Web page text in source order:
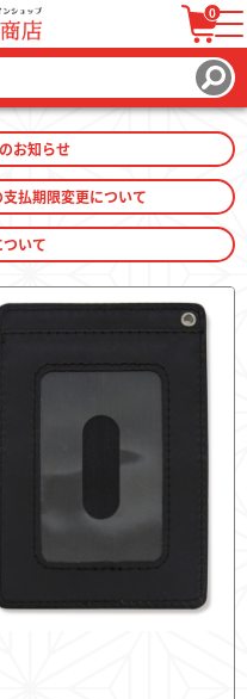
0
カートを見る
お知らせ
払期限変更について
いて